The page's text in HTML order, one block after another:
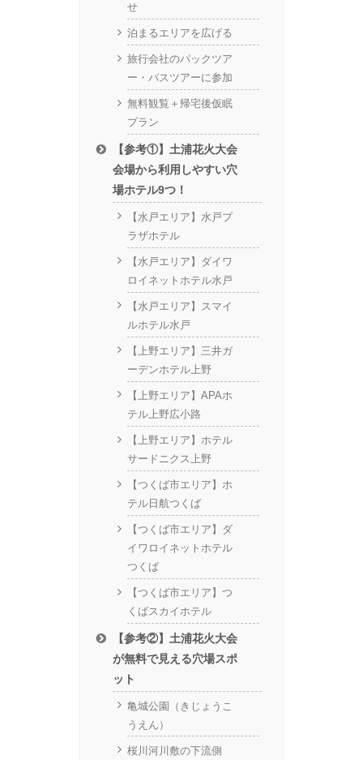
せ
泊まるエリアを広げる
旅行会社のパックツア
ー・バスツアーに参加
無料観覧＋帰宅後仮眠
プラン
【参考①】土浦花火大会
会場から利用しやすい穴
場ホテル9つ！
【水戸エリア】水戸プ
ラザホテル
【水戸エリア】ダイワ
ロイネットホテル水戸
【水戸エリア】スマイ
ルホテル水戸
【上野エリア】三井ガ
ーデンホテル上野
【上野エリア】APAホ
テル上野広小路
【上野エリア】ホテル
サードニクス上野
【つくば市エリア】ホ
テル日航つくば
【つくば市エリア】ダ
イワロイネットホテル
つくば
【つくば市エリア】つ
くばスカイホテル
【参考②】土浦花火大会
が無料で見える穴場スポ
ット
亀城公園（きじょうこ
うえん）
桜川河川敷の下流側